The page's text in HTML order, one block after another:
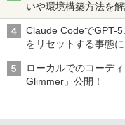
いや環境構築方法を
Claude CodeでGPT-
をリセットする事態に
ローカルでのコーデ
Glimmer」公開！